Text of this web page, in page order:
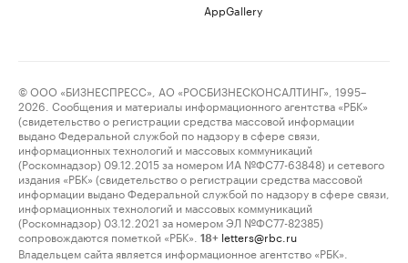
AppGallery
© ООО «БИЗНЕСПРЕСС», АО «РОСБИЗНЕСКОНСАЛТИНГ», 1995–
2026. Сообщения и материалы информационного агентства «РБК»
(свидетельство о регистрации средства массовой информации
выдано Федеральной службой по надзору в сфере связи,
информационных технологий и массовых коммуникаций
(Роскомнадзор) 09.12.2015 за номером ИА №ФС77-63848) и сетевого
издания «РБК» (свидетельство о регистрации средства массовой
информации выдано Федеральной службой по надзору в сфере связи,
информационных технологий и массовых коммуникаций
(Роскомнадзор) 03.12.2021 за номером ЭЛ №ФС77-82385)
сопровождаются пометкой «РБК».
18+ letters@rbc.ru
Владельцем сайта является информационное агентство «РБК».